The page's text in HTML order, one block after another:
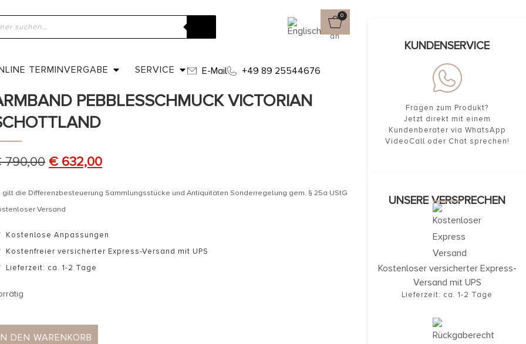
0
TERMINVERGABE SERVICE E-Mail +49 89 25544676
»Shop»Um 1870 – Sterling Silber / Achate Armband Pebblesschmuck Victorian
1870 – STERLING SILBER / ACHATE
PEBBLESSCHMUCK VICTORIAN
790,00 €632,00
gilt die Differenzbesteuerung Sammlungsstücke und Antiquitäten Sonderregelung gem. § 25a UStG
Versand
Kostenlose Anpassungen
Kostenfreier versicherter Express-Versand mit UPS
Lieferzeit: ca. 1-2 Tage
DEN WARENKORB
KUNDENSERVICE
Fragen zum Produkt?
Jetzt direkt mit einem
Kundenberater via WhatsApp
VideoCall oder Chat sprechen!
UNSERE VERSPRECHEN
Kostenloser versicherter Express-
Versand mit UPS
Lieferzeit: ca. 1-2 Tage